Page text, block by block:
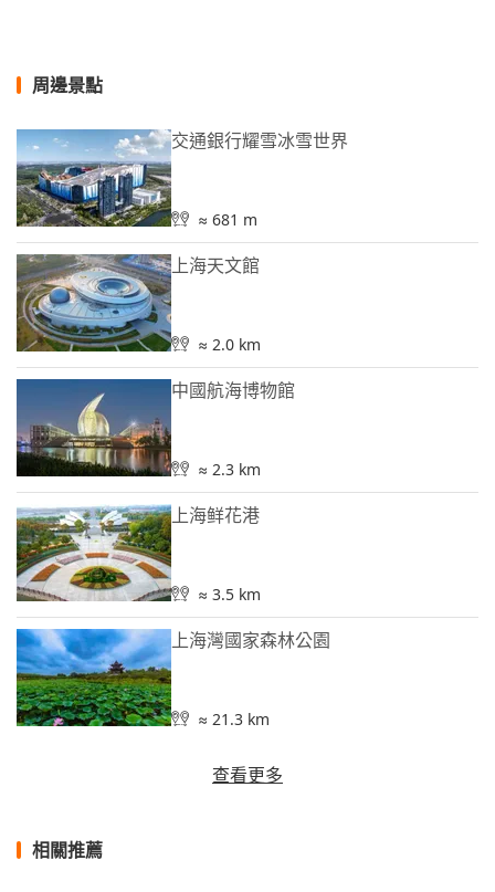
周邊景點
交通銀行耀雪冰雪世界
≈ 681 m
上海天文館
≈ 2.0 km
中國航海博物館
≈ 2.3 km
上海鲜花港
≈ 3.5 km
上海灣國家森林公園
≈ 21.3 km
查看更多
相關推薦